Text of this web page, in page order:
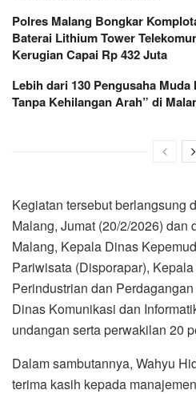
Polres Malang Bongkar
Baterai Lithium Tower
Kerugian Capai Rp 432 Juta
Lebih dari 130 Pengusaha
Tanpa Kehilangan Arah” di
Kegiatan tersebut berlangsung
Malang, Jumat (20/2/2026) dan
Malang, Kepala Dinas
Pariwisata (Disporapar),
Perindustrian dan
Dinas Komunikasi dan
undangan serta perwakilan 20
Dalam sambutannya, Wahyu
terima kasih kepada